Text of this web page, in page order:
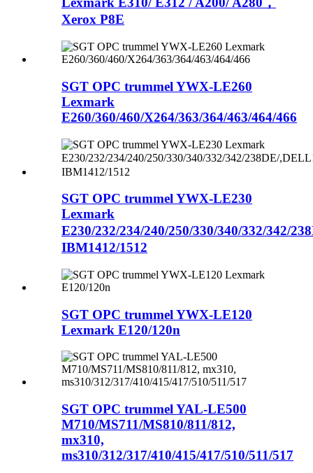
Xerox P8E
SGT OPC trummel YWX-LE260
Lexmark
E260/360/460/X264/363/364/463/464/466
SGT OPC trummel YWX-LE230
Lexmark
E230/232/234/240/250/330/340/332/342/
IBM1412/1512
SGT OPC trummel YWX-LE120
Lexmark E120/120n
SGT OPC trummel YAL-LE500
M710/MS711/MS810/811/812,
mx310,
ms310/312/317/410/415/417/510/511/517